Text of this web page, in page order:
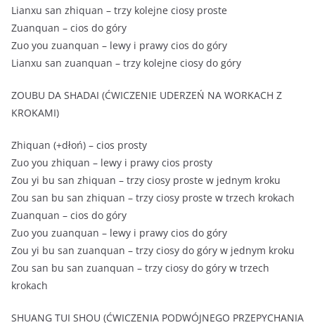
Lianxu san zhiquan – trzy kolejne ciosy proste
Zuanquan – cios do góry
Zuo you zuanquan – lewy i prawy cios do góry
Lianxu san zuanquan – trzy kolejne ciosy do góry
ZOUBU DA SHADAI (ĆWICZENIE UDERZEŃ NA WORKACH Z
KROKAMI)
Zhiquan (+dłoń) – cios prosty
Zuo you zhiquan – lewy i prawy cios prosty
Zou yi bu san zhiquan – trzy ciosy proste w jednym kroku
Zou san bu san zhiquan – trzy ciosy proste w trzech krokach
Zuanquan – cios do góry
Zuo you zuanquan – lewy i prawy cios do góry
Zou yi bu san zuanquan – trzy ciosy do góry w jednym kroku
Zou san bu san zuanquan – trzy ciosy do góry w trzech
krokach
SHUANG TUI SHOU (ĆWICZENIA PODWÓJNEGO PRZEPYCHANIA